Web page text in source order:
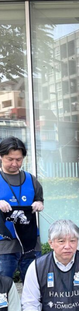
日
本
ホ
ー
ム
ヘ
ル
ス
機
協
会
社
員
総
会
に
て
当
社
員
が
表
彰
さ